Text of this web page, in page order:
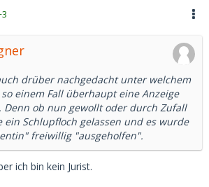
drüber nachgedacht unter welchem
einem Fall überhaupt eine Anzeige
Denn ob nun gewollt oder durch Zufall
ein Schlupfloch gelassen und es wurde
freiwillig "ausgeholfen".
ich bin kein Jurist.